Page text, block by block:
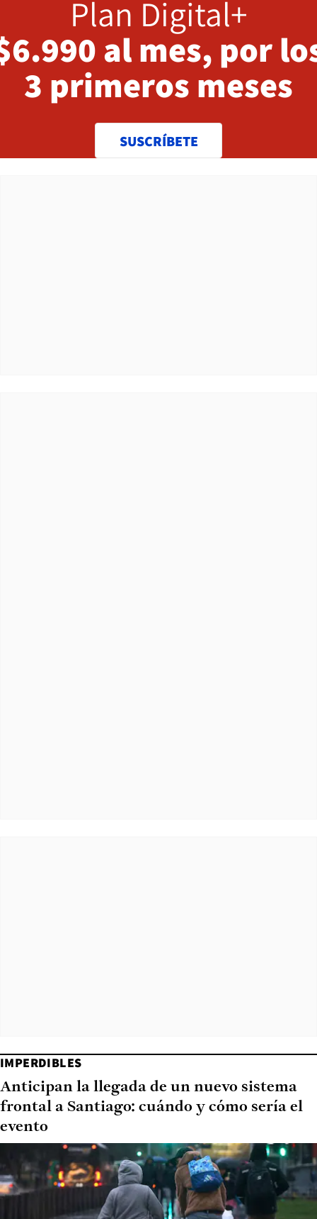
Plan Digital+
al mes, por
3 primeros meses
SUSCRÍBETE
IMPERDIBLES
Anticipan la llegada de un nuevo sistema
frontal a Santiago: cuándo y cómo sería el
evento